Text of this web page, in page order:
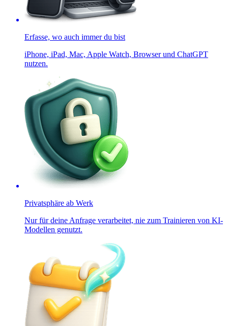
Erfasse, wo auch immer du bist
iPhone, iPad, Mac, Apple Watch, Browser und ChatGPT
nutzen.
Privatsphäre ab Werk
Nur für deine Anfrage verarbeitet, nie zum Trainieren von KI-
Modellen genutzt.